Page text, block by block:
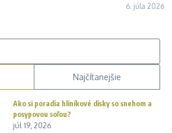
6. júla 2026
Najčítanejšie
Ako si poradia hliníkové disky so snehom a
posypovou soľou?
júl 19, 2026